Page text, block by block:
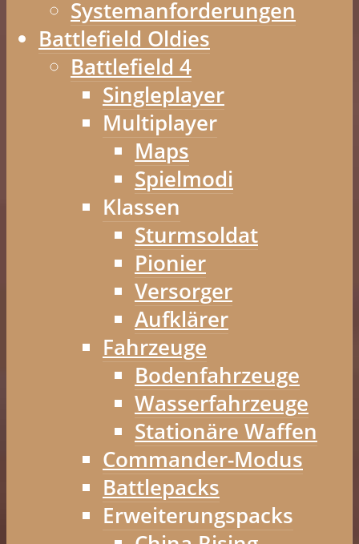
Systemanforderungen
Battlefield Oldies
Battlefield 4
Singleplayer
Multiplayer
Maps
Spielmodi
Klassen
Sturmsoldat
Pionier
Versorger
Aufklärer
Fahrzeuge
Bodenfahrzeuge
Wasserfahrzeuge
Stationäre Waffen
Commander-Modus
Battlepacks
Erweiterungspacks